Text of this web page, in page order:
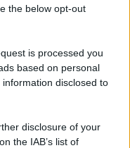
the below opt-out
is processed you
based on personal
disclosed to
disclosure of your
the IAB’s list of
18? Ecco quando
dalla